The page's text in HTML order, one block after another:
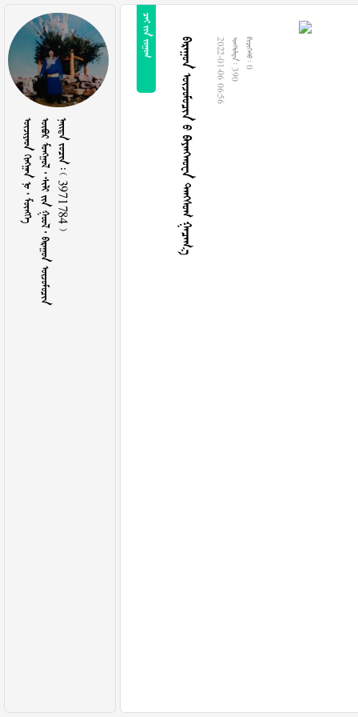
                3971784 
  
      2022-01-06 06:56  390  0